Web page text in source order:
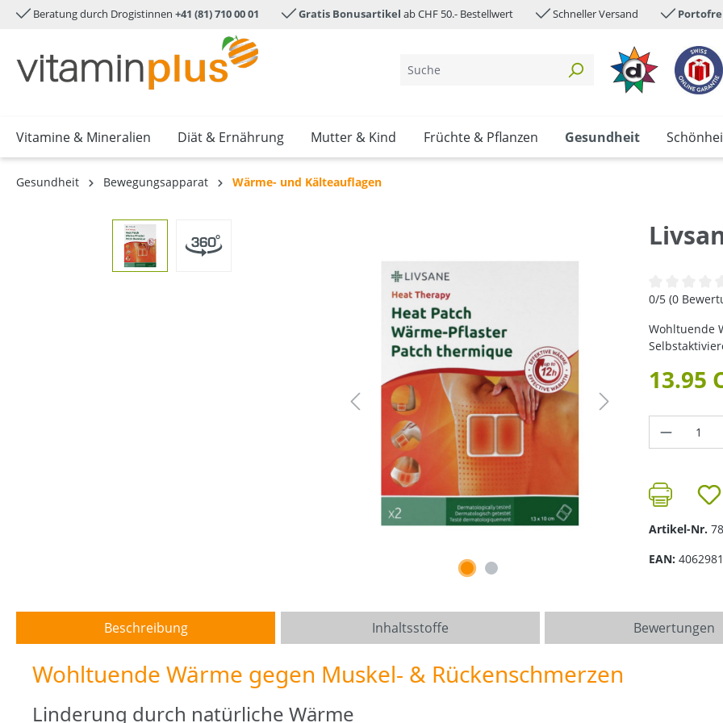
springen Zur Hauptnavigation springen
Beratung durch Drogistinnen +41 (81) 710 00 01 Gratis Bonusartikel ab CHF 50.- Bestellwert Schneller Versand
Vitamine & Mineralien Diät & Ernährung Mutter & Kind Früchte & Pflanzen Gesundheit
Gesundheit Bewegungsapparat Wärme- und Kälteauflagen
0/5 (0
Wohltuende
13.95
Artikel-Nr.
EAN:
Beschreibung Inhaltsstoffe Bewertungen
Wohltuende Wärme gegen Muskel- & Rückenschmerzen
Linderung durch natürliche Wärme